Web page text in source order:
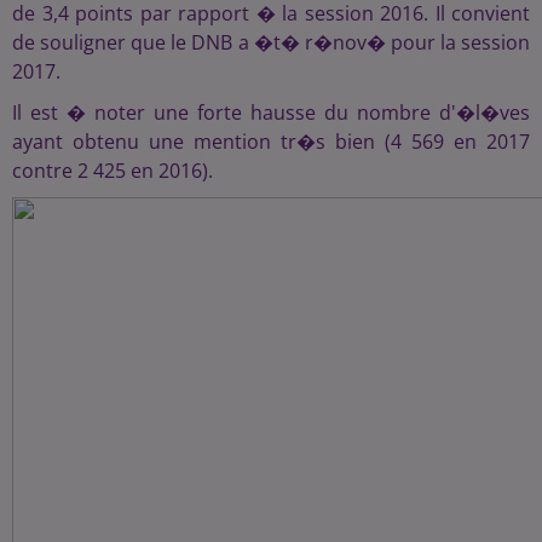
de 3,4 points par rapport � la session 2016. Il convient
de souligner que le DNB a �t� r�nov� pour la session
2017.
Il est � noter une forte hausse du nombre d'�l�ves
ayant obtenu une mention tr�s bien (4 569 en 2017
contre 2 425 en 2016).